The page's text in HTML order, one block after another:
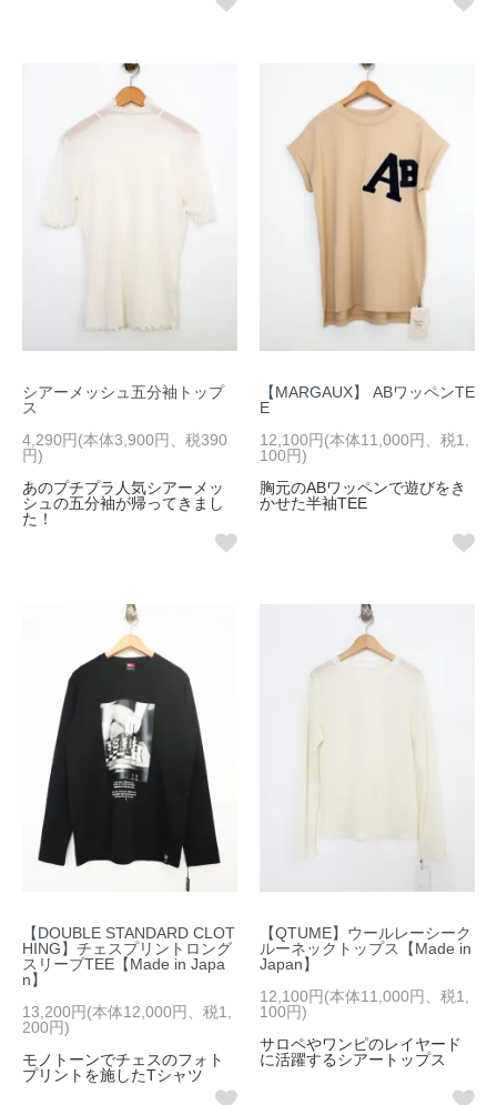
シアーメッシュ五分袖トップ
ス
4,290円(本体3,900円、税390
円)
あのプチプラ人気シアーメッ
シュの五分袖が帰ってきまし
た！
【MARGAUX】 ABワッペンTE
E
12,100円(本体11,000円、税1,
100円)
胸元のABワッペンで遊びをき
かせた半袖TEE
【DOUBLE STANDARD CLOT
HING】チェスプリントロング
スリーブTEE【Made in Japa
n】
13,200円(本体12,000円、税1,
200円)
モノトーンでチェスのフォト
プリントを施したTシャツ
【QTUME】ウールレーシーク
ルーネックトップス【Made in
Japan】
12,100円(本体11,000円、税1,
100円)
サロペやワンピのレイヤード
に活躍するシアートップス